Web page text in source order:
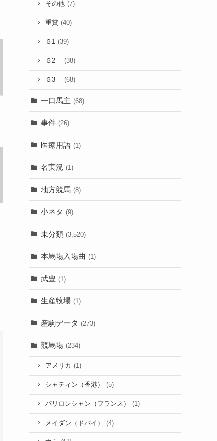
その他 (7)
重賞 (40)
Ｇ1 (39)
Ｇ2 (38)
Ｇ3 (68)
一口馬主 (68)
事件 (26)
医療用語 (1)
名実況 (1)
地方競馬 (8)
小ネタ (9)
未分類 (3,520)
本馬場入場曲 (1)
武豊 (1)
生産牧場 (1)
産駒データ (273)
競馬場 (234)
アメリカ (1)
シャティン（香港） (5)
パリロンシャン（フランス） (1)
メイダン（ドバイ） (4)